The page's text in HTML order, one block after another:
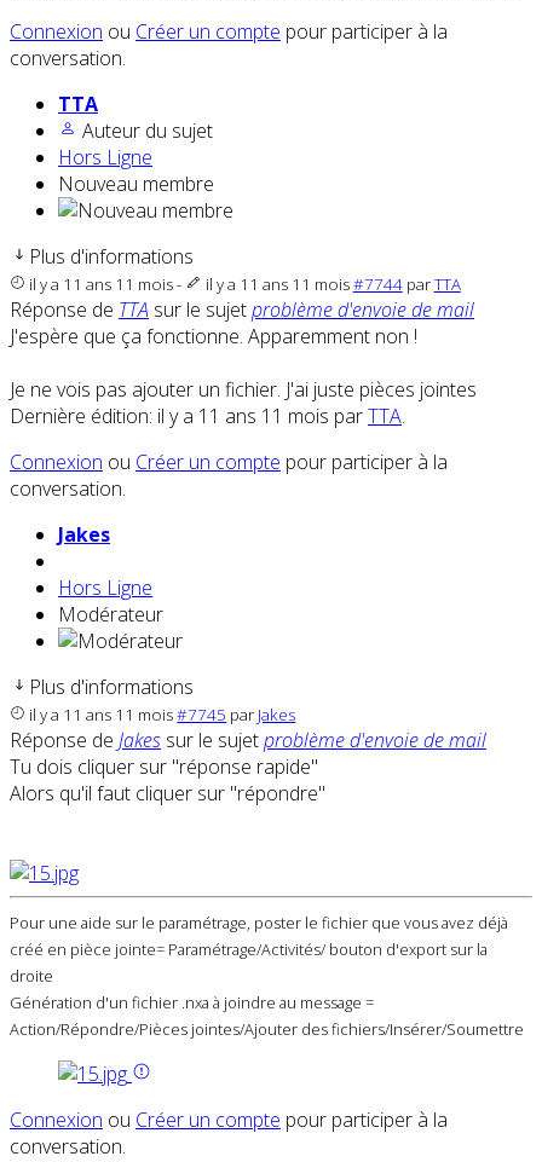
Connexion ou Créer un compte pour participer à la
conversation.
TTA
Auteur du sujet
Hors Ligne
Nouveau membre
Plus d'informations
il y a 11 ans 11 mois- il y a 11 ans 11 mois#7744 parTTA
Réponse de TTA sur le sujetproblème d'envoie de mail
J'espère que ça fonctionne. Apparemment non !
Je ne vois pas ajouter un fichier. J'ai juste pièces jointes
Dernière édition: il y a 11 ans 11 mois parTTA.
Connexion ou Créer un compte pour participer à la
conversation.
Jakes
Hors Ligne
Modérateur
Plus d'informations
il y a 11 ans 11 mois#7745 par Jakes
Réponse de Jakes sur le sujetproblème d'envoie de mail
Tu dois cliquer sur "réponse rapide"
Alors qu'il faut cliquer sur "répondre"
Pour une aide sur le paramétrage, poster le fichier que vous avez déjà
créé en pièce jointe= Paramétrage/Activités/ bouton d'export sur la
droite
Génération d'un fichier .nxa à joindre au message =
Action/Répondre/Pièces jointes/Ajouter des fichiers/Insérer/Soumettre
Connexion ou Créer un compte pour participer à la
conversation.